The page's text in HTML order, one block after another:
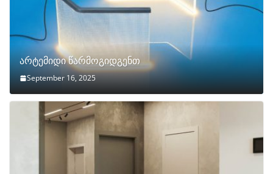
არტემიდი წარმოგიდგენთ
September 16, 2025